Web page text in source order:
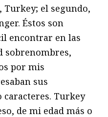
Turkey; el segundo,
Éstos son
encontrar en las
sobrenombres,
por mis
sus
caracteres. Turkey
de mi edad más o